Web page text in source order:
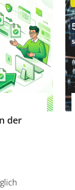
der